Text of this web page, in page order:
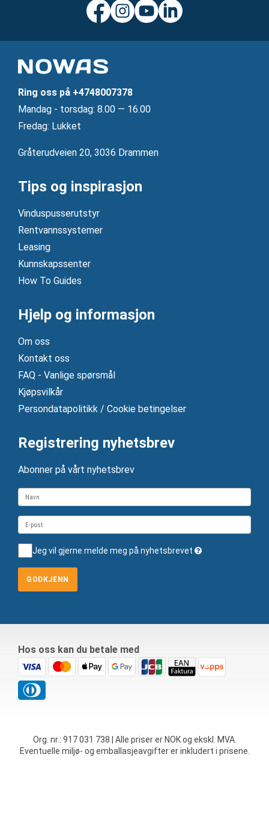
Ring oss på +4748007378
Mandag ‐ torsdag: 8.00 — 16.00
Fredag: Lukket
Gråterudveien 20, 3036 Drammen
Tips og inspirasjon
Vinduspusserutstyr
Rentvannssystemer
Leasing
Kunnskapssenter
How To Guides
Hjelp og informasjon
Om oss
Kontakt oss
FAQ - Vanlige spørsmål
Kjøpsvilkår
Persondatapolitikk / Cookie betingelser
Registrering nyhetsbrev
Abonner på vårt nyhetsbrev
Jeg vil gjerne melde meg på nyhetsbrevet
GODKJENN
Hos oss kan du betale med
Org. nr.: 917 031 738 | Alle priser er NOK og ekskl. MVA.
Eventuelle miljø- og emballasjeavgifter er inkludert i prisene.